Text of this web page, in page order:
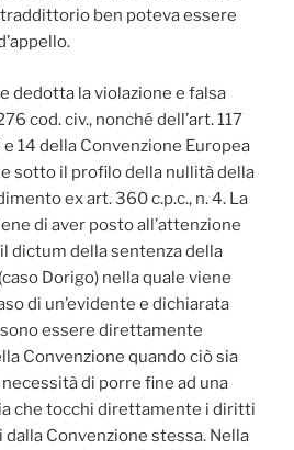
ben poteva essere
dedotta la violazione e falsa
cod. civ., nonché dell’art. 117
14 della Convenzione Europea
sotto il profilo della nullità della
ex art. 360 c.p.c., n. 4. La
di aver posto all’attenzione
dictum della sentenza della
Dorigo) nella quale viene
di un’evidente e dichiarata
essere direttamente
Convenzione quando ciò sia
di porre fine ad una
che tocchi direttamente i diritti
Convenzione stessa. Nella